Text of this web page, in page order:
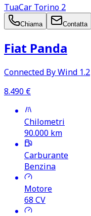
TuaCar Torino 2
Chiama Contatta
Fiat Panda
Connected By Wind 1.2
8.490 €
Chilometri
90.000 km
Carburante
Benzina
Motore
68 CV